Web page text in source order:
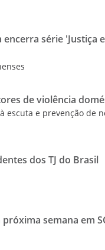
série 'Justiça e
de violência
escuta e prevenção de
dos TJ do Brasil
semana em